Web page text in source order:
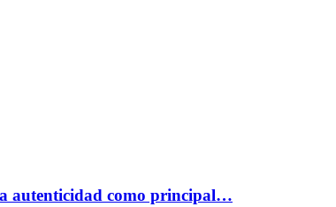
autenticidad como principal…